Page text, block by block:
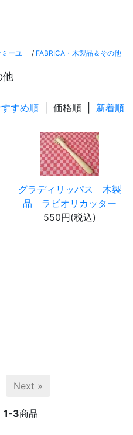
ーユ / FABRICA・木製品＆その他
他
すめ順 | 価格順 | 新着順
グラディリッパス 木製
品 ラビオリカッター
550円(税込)
Next »
1-3商品